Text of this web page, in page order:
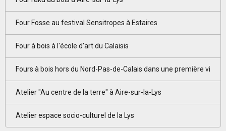
Four Fosse au festival Sensitropes à Estaires
Four à bois à l'école d'art du Calaisis
Fours à bois hors du Nord-Pas-de-Calais dans une première vi
Atelier "Au centre de la terre" à Aire-sur-la-Lys
Atelier espace socio-culturel de la Lys